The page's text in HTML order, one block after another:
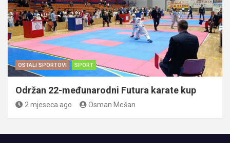
OSTALI SPORTOVI SPORT
Održan 22-međunarodni Futura karate kup
2 mjeseca ago Osman Mešan